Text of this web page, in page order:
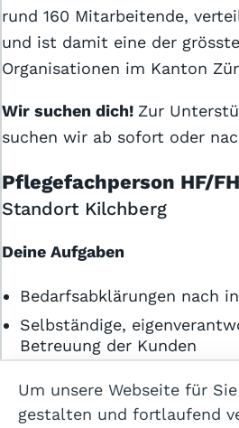
rund 160 Mitarbeitende,
und ist damit eine der
Organisationen im Kanton
Wir suchen dich! Zur
suchen wir ab sofort oder
Pflegefachperson HF/
Standort Kilchberg
Deine Aufgaben
Bedarfsabklärungen nach
Selbständige,
Betreuung der Kunden
Erheben der
Pflegeaufwandes
Allgemeine
Datenschutzerklärung
Cookie-Einstellungen
Impressum
Hilfe
Um unsere Webseite für
gestalten und fortlaufend